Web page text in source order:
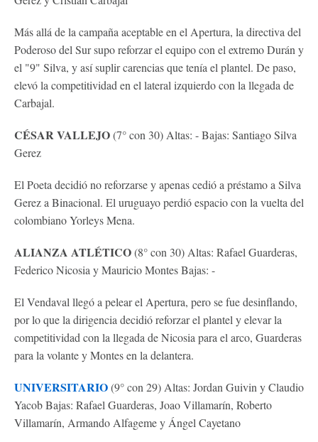
Más allá de la campaña aceptable en el Apertura, la directiva del
Poderoso del Sur supo reforzar el equipo con el extremo Durán y
el "9" Silva, y así suplir carencias que tenía el plantel. De paso,
elevó la competitividad en el lateral izquierdo con la llegada de
Carbajal.
CÉSAR VALLEJO(7° con 30) Altas: - Bajas: Santiago Silva
Gerez
El Poeta decidió no reforzarse y apenas cedió a préstamo a Silva
Gerez a Binacional. El uruguayo perdió espacio con la vuelta del
colombiano Yorleys Mena.
ALIANZA ATLÉTICO(8° con 30) Altas: Rafael Guarderas,
Federico Nicosia y Mauricio Montes Bajas: -
El Vendaval llegó a pelear el Apertura, pero se fue desinflando,
por lo que la dirigencia decidió reforzar el plantel y elevar la
competitividad con la llegada de Nicosia para el arco, Guarderas
para la volante y Montes en la delantera.
UNIVERSITARIO(9° con 29) Altas: Jordan Guivin y Claudio
Yacob Bajas: Rafael Guarderas, Joao Villamarín, Roberto
Villamarín, Armando Alfageme y Ángel Cayetano